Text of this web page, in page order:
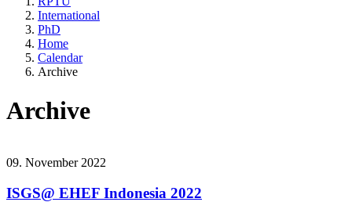
International
PhD
Home
Calendar
Archive
Archive
09. November 2022
ISGS@ EHEF Indonesia 2022